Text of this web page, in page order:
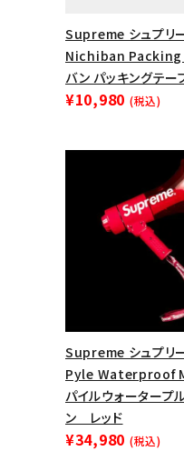
Supreme シュプリ
Nichiban
バン パッキングテ
¥10,980 (税込)
Supreme シュプリ
Pyle Waterproof
パイルウォータープ
ン レッド
¥34,980 (税込)